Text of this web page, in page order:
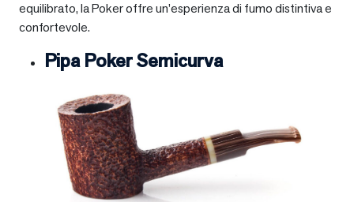
equilibrato, la Poker offre un’esperienza di fumo distintiva e
confortevole.
Pipa Poker Semicurva